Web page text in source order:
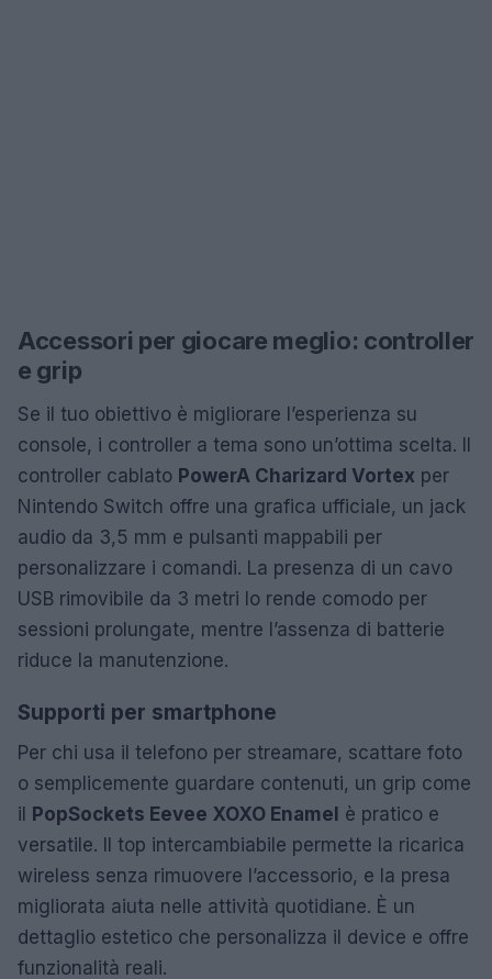
Accessori per giocare meglio: controller
e grip
Se il tuo obiettivo è migliorare l’esperienza su
console, i controller a tema sono un’ottima scelta. Il
controller cablato PowerA Charizard Vortex per
Nintendo Switch offre una grafica ufficiale, un jack
audio da 3,5 mm e pulsanti mappabili per
personalizzare i comandi. La presenza di un cavo
USB rimovibile da 3 metri lo rende comodo per
sessioni prolungate, mentre l’assenza di batterie
riduce la manutenzione.
Supporti per smartphone
Per chi usa il telefono per streamare, scattare foto
o semplicemente guardare contenuti, un grip come
il PopSockets Eevee XOXO Enamel è pratico e
versatile. Il top intercambiabile permette la ricarica
wireless senza rimuovere l’accessorio, e la presa
migliorata aiuta nelle attività quotidiane. È un
dettaglio estetico che personalizza il device e offre
funzionalità reali.